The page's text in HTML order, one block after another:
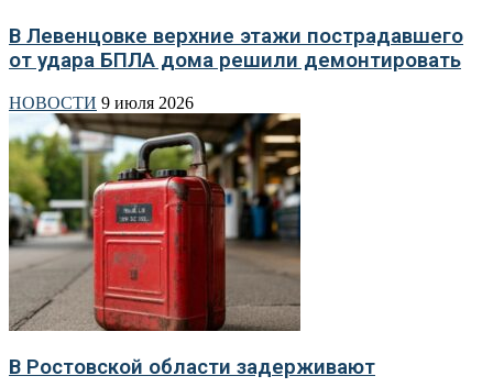
В Левенцовке верхние этажи пострадавшего
от удара БПЛА дома решили демонтировать
НОВОСТИ 9 июля 2026
В Ростовской области задерживают